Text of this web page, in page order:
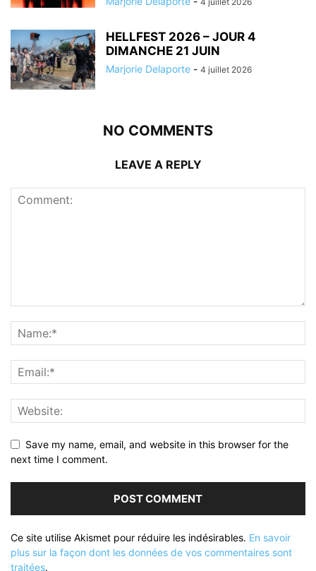
HELLFEST 2026 – JOUR 4
DIMANCHE 21 JUIN
Marjorie Delaporte - 4 juillet 2026
NO COMMENTS
LEAVE A REPLY
Save my name, email, and website in this browser for the
next time I comment.
Ce site utilise Akismet pour réduire les indésirables. En savoir
plus sur la façon dont les données de vos commentaires sont
traitées.